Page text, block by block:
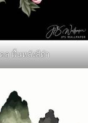
ล พื้นหลังสีดำ